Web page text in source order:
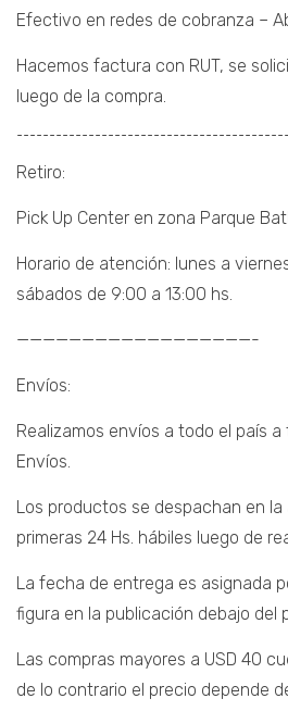
Efectivo en redes de cobranza –
Hacemos factura con RUT, se
luego de la compra.
Retiro:
Pick Up Center en zona Parque
Horario de atención: lunes a
sábados de 9:00 a 13:00 hs.
——————————————————-
Envíos:
Realizamos envíos a todo el país
Envíos.
Los productos se despachan en
primeras 24 Hs. hábiles luego de
La fecha de entrega es asignada
figura en la publicación debajo del
Las compras mayores a USD 40
de lo contrario el precio depende